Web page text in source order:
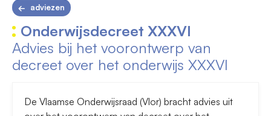
adviezen
Onderwijsdecreet XXXVI
Advies bij het voorontwerp van
decreet over het onderwijs XXXVI
De Vlaamse Onderwijsraad (Vlor) bracht advies uit